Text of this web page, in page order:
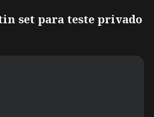
set para teste privado